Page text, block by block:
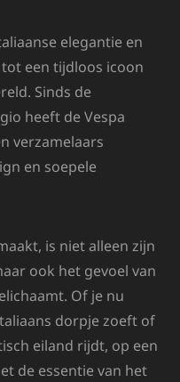
elegantie en
een tijdloos icoon
Sinds de
heeft de Vespa
verzamelaars
en soepele
is niet alleen zijn
ook het gevoel van
Of je nu
dorpje zoeft of
eiland rijdt, op een
de essentie van het